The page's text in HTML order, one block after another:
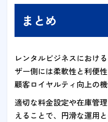
まとめ
レンタルビジネスにおけ
ザー側には柔軟性と利便
顧客ロイヤルティ向上の機
適切な料金設定や在庫管
えることで、円滑な運用